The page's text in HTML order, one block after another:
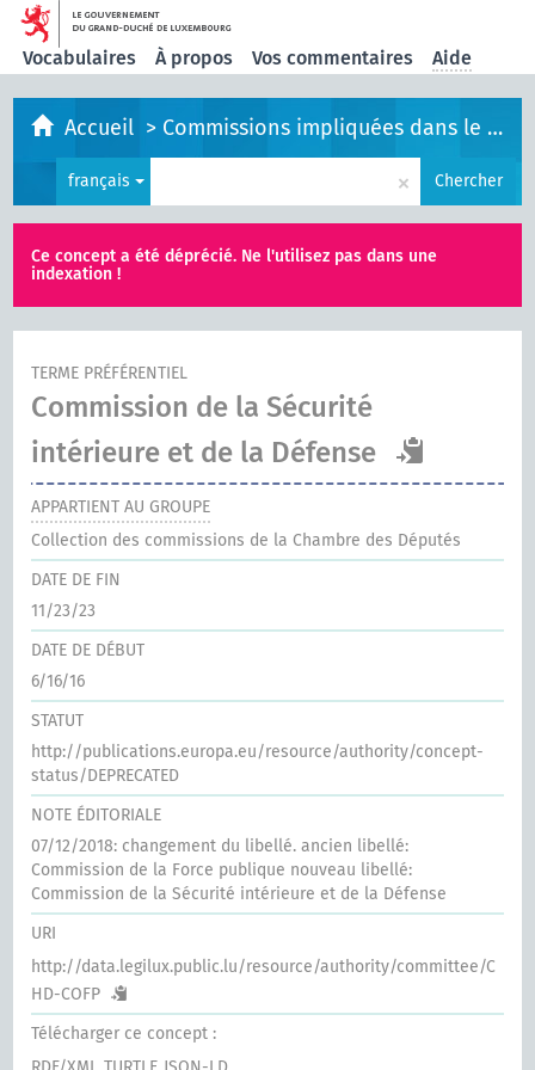
Vocabulaires À propos Vos commentaires Aide
Accueil > Commissions impliquées dans le processus législatif
français × Chercher
Ce concept a été déprécié. Ne l'utilisez pas dans une
indexation !
TERME PRÉFÉRENTIEL
Commission de la Sécurité
intérieure et de la Défense
APPARTIENT AU GROUPE
Collection des commissions de la Chambre des Députés
DATE DE FIN
11/23/23
DATE DE DÉBUT
6/16/16
STATUT
http://publications.europa.eu/resource/authority/concept-
status/DEPRECATED
NOTE ÉDITORIALE
07/12/2018: changement du libellé. ancien libellé:
Commission de la Force publique nouveau libellé:
Commission de la Sécurité intérieure et de la Défense
URI
http://data.legilux.public.lu/resource/authority/committee/C
HD-COFP
Télécharger ce concept :